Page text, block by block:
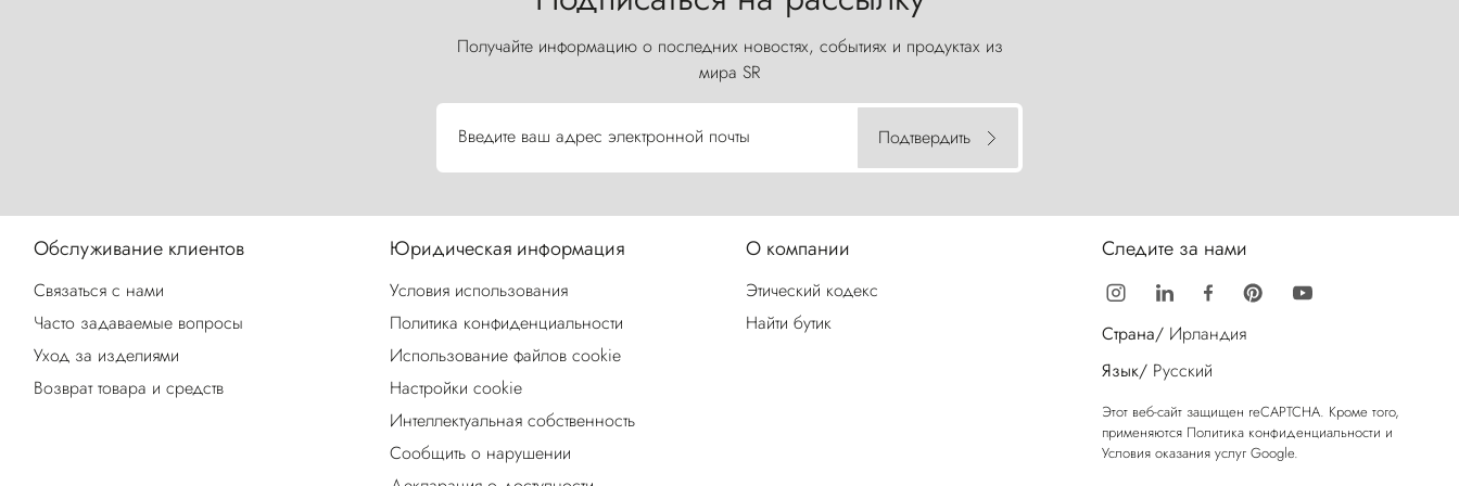
Получайте информацию о последних новостях, событиях и продуктах из
мира SR
Введите ваш адрес электронной почты Подтвердить
Обслуживание клиентов
Связаться с нами
Часто задаваемые вопросы
Уход за изделиями
Возврат товара и средств
Юридическая информация
Условия использования
Политика конфиденциальности
Использование файлов cookie
Настройки cookie
Интеллектуальная собственность
Сообщить о нарушении
О компании
Этический кодекс
Найти бутик
Следите за нами
Страна/ Ирландия
Язык/ Русский
Этот веб-сайт защищен reCAPTCHA. Кроме того,
применяются Политика конфиденциальности и
Условия оказания услуг Google.